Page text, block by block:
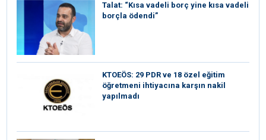
Talat: “Kısa vadeli borç yine kısa vadeli
borçla ödendi”
KTOEÖS: 29 PDR ve 18 özel eğitim
öğretmeni ihtiyacına karşın nakil
yapılmadı